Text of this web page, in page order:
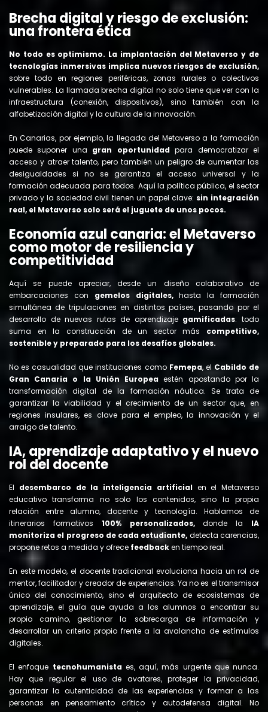
Brecha digital y riesgo de exclusión:
una frontera ética
No todo es optimismo. La implantación del Metaverso y de
tecnologías inmersivas implica nuevos riesgos de exclusión,
sobre todo en regiones periféricas, zonas rurales o colectivos
vulnerables. La llamada brecha digital no solo tiene que ver con la
infraestructura (conexión, dispositivos), sino también con la
alfabetización digital y la cultura de la innovación.
En Canarias, por ejemplo, la llegada del Metaverso a la formación
puede suponer una gran oportunidadpara democratizar el
acceso y atraer talento, pero también un peligro de aumentar las
desigualdades si no se garantiza el acceso universal y la
formación adecuada para todos. Aquí la política pública, el sector
privado y la sociedad civil tienen un papel clave: sin integración
real, el Metaverso solo será el juguete de unos pocos.
Economía azul canaria: el Metaverso
como motor de resiliencia y
competitividad
Aquí se puede apreciar, desde un diseño colaborativo de
embarcaciones con gemelos digitales,hasta la formación
simultánea de tripulaciones en distintos países, pasando por el
desarrollo de nuevas rutas de aprendizajegamificadas: todo
suma en la construcción de un sector más competitivo,
sostenible y preparado para los desafíos globales.
No es casualidad que instituciones como Femepa, el Cabildo de
Gran Canaria o la Unión Europea estén apostando por la
transformación digital de la formación náutica. Se trata de
garantizar la viabilidad y el crecimiento de un sector que, en
regiones insulares, es clave para el empleo, la innovación y el
arraigo de talento.
IA, aprendizaje adaptativo y el nuevo
rol del docente
El desembarco de la inteligencia artificial en el Metaverso
educativo transforma no solo los contenidos, sino la propia
relación entre alumno, docente y tecnología. Hablamos de
itinerarios formativos 100% personalizados,donde la IA
monitoriza el progreso de cada estudiante, detecta carencias,
propone retos a medida y ofrece feedbacken tiempo real.
En este modelo, el docente tradicional evoluciona hacia un rol de
mentor, facilitador y creador de experiencias. Ya no es el transmisor
único del conocimiento, sino el arquitecto de ecosistemas de
aprendizaje, el guía que ayuda a los alumnos a encontrar su
propio camino, gestionar la sobrecarga de información y
desarrollar un criterio propio frente a la avalancha de estímulos
digitales.
El enfoque tecnohumanistaes, aquí, más urgente que nunca.
Hay que regular el uso de avatares, proteger la privacidad,
garantizar la autenticidad de las experiencias y formar a las
personas en pensamiento crítico y autodefensa digital. No